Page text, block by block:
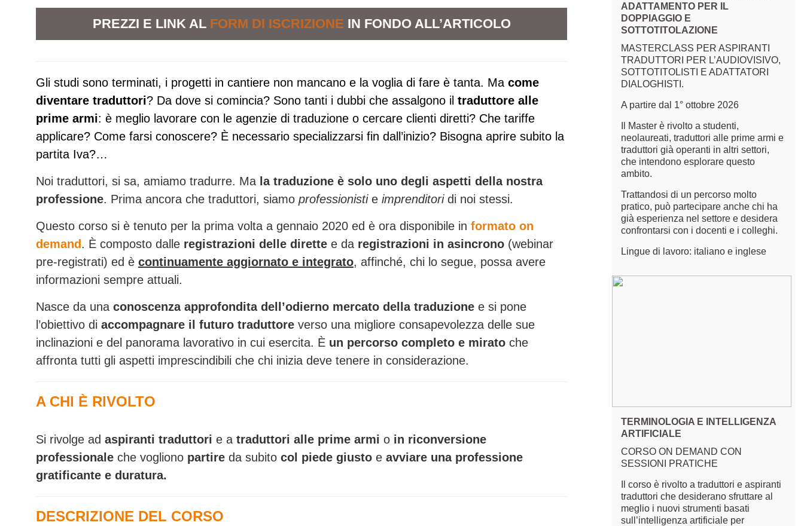
PREZZI E LINK AL FORM DI ISCRIZIONE IN FONDO ALL’ARTICOLO
Gli studi sono terminati, i progetti in cantiere non mancano e la voglia di fare è tanta. Ma come
diventare traduttori? Da dove si comincia? Sono tanti i dubbi che assalgono il traduttore alle
prime armi: è meglio lavorare con le agenzie di traduzione o cercare clienti diretti? Che tariffe
applicare? Come farsi conoscere? È necessario specializzarsi fin dall’inizio? Bisogna aprire subito la
partita Iva?…
Noi traduttori, si sa, amiamo tradurre. Ma la traduzione è solo uno degli aspetti della nostra
professione. Prima ancora che traduttori, siamo professionisti e imprenditori di noi stessi.
Questo corso si è tenuto per la prima volta a gennaio 2020 ed è ora disponibile in formato on
demand. È composto dalle registrazioni delle dirette e da registrazioni in asincrono (webinar
pre-registrati) ed è continuamente aggiornato e integrato, affinché, chi lo segue, possa avere
informazioni sempre attuali.
Nasce da una conoscenza approfondita dell’odierno mercato della traduzione e si pone
l’obiettivo di accompagnare il futuro traduttore verso una migliore consapevolezza delle sue
inclinazioni e del panorama lavorativo in cui esercita. È un percorso completo e mirato che
affronta tutti gli aspetti imprescindibili che chi inizia deve tenere in considerazione.
A CHI È RIVOLTO
Si rivolge ad aspiranti traduttori e a traduttori alle prime armi o in riconversione
professionale che vogliono partire da subito col piede giusto e avviare una professione
gratificante e duratura.
DESCRIZIONE DEL CORSO
ADATTAMENTO PER IL
DOPPIAGGIO E
SOTTOTITOLAZIONE
MASTERCLASS PER ASPIRANTI
TRADUTTORI PER L’AUDIOVISIVO,
SOTTOTITOLISTI E ADATTATORI
DIALOGHISTI.
A partire dal 1° ottobre 2026
Il Master è rivolto a studenti,
neolaureati, traduttori alle prime armi e
traduttori già operanti in altri settori,
che intendono esplorare questo
ambito.
Trattandosi di un percorso molto
pratico, può partecipare anche chi ha
già esperienza nel settore e desidera
confrontarsi con i docenti e i colleghi.
Lingue di lavoro: italiano e inglese
TERMINOLOGIA E INTELLIGENZA
ARTIFICIALE
CORSO ON DEMAND CON
SESSIONI PRATICHE
Il corso è rivolto a traduttori e aspiranti
traduttori che desiderano sfruttare al
meglio i nuovi strumenti basati
sull’intelligenza artificiale per